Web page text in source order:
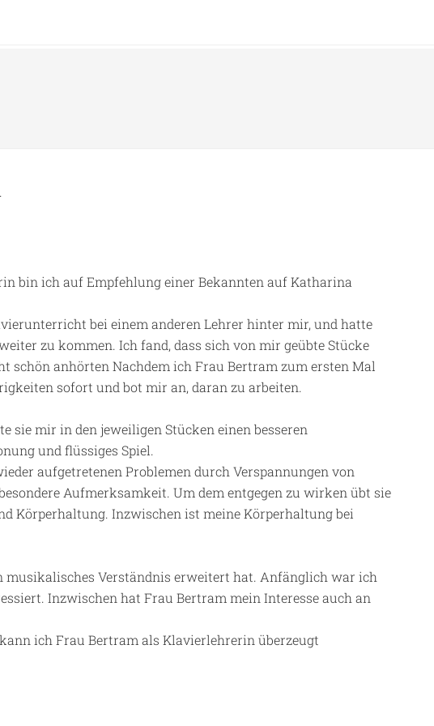
bin ich auf Empfehlung einer Bekannten auf Katharina
bei einem anderen Lehrer hinter mir, und hatte
zu kommen. Ich fand, dass sich von mir geübte Stücke
schön anhörten Nachdem ich Frau Bertram zum ersten Mal
sofort und bot mir an, daran zu arbeiten.
sie mir in den jeweiligen Stücken einen besseren
und flüssiges Spiel.
aufgetretenen Problemen durch Verspannungen von
Aufmerksamkeit. Um dem entgegen zu wirken übt sie
Körperhaltung. Inzwischen ist meine Körperhaltung bei
musikalisches Verständnis erweitert hat. Anfänglich war ich
Inzwischen hat Frau Bertram mein Interesse auch an
ich Frau Bertram als Klavierlehrerin überzeugt